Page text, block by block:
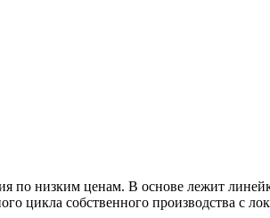
по низким ценам. В основе лежит
цикла собственного производства с